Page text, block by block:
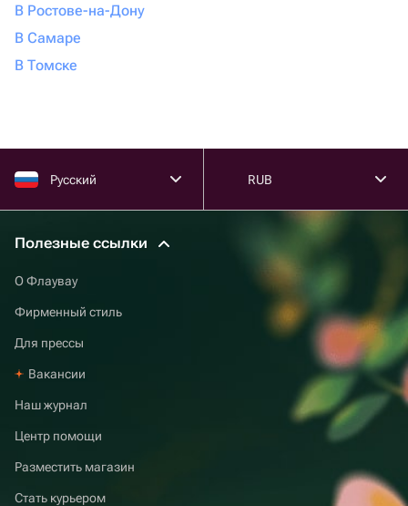
В Ростове-на-Дону
В Самаре
В Томске
Русский RUB
Полезные ссылки
О Флаувау
Фирменный стиль
Для прессы
Вакансии
Наш журнал
Центр помощи
Разместить магазин
Стать курьером